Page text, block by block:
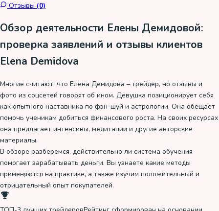
Отзывы (0)
Обзор деятельности Елены Демидовой:
проверка заявлений и отзывы клиентов
Elena Demidova
Многие считают, что Елена Демидова – трейдер, но отзывы и
фото из соцсетей говорят об ином. Девушка позиционирует себя
как опытного наставника по фэн-шуй и астрологии. Она обещает
помочь ученикам добиться финансового роста. На своих ресурсах
она предлагает интенсивы, медитации и другие авторские
материалы.
В обзоре разберемся, действительно ли система обучения
помогает зарабатывать деньги. Вы узнаете какие методы
применяются на практике, а также изучим положительный и
отрицательный опыт покупателей.